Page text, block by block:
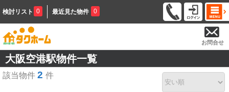
検討リスト 0 最近見た物件 0
お問合せ
大阪空港駅物件一覧
該当物件 2 件